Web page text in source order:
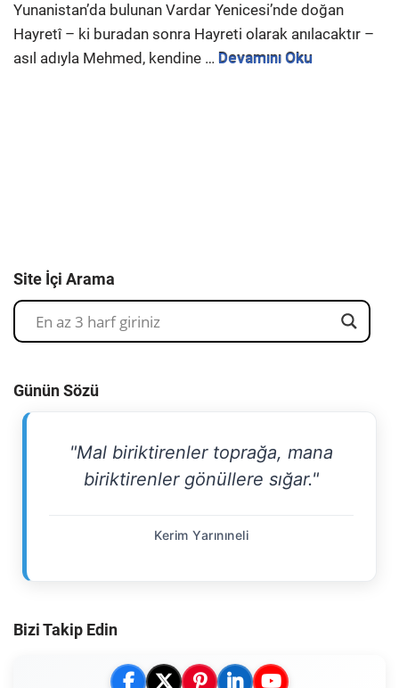
Yunanistan’da bulunan Vardar Yenicesi’nde doğan
Hayretî – ki buradan sonra Hayreti olarak anılacaktır –
asıl adıyla Mehmed, kendine … Devamını Oku
Site İçi Arama
Günün Sözü
"Mal biriktirenler toprağa, mana
biriktirenler gönüllere sığar."
Kerim Yarınıneli
Bizi Takip Edin